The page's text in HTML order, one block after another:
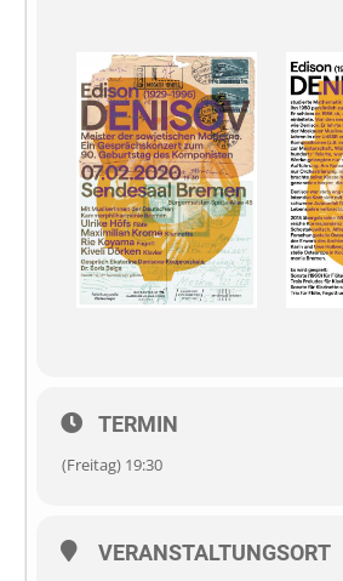
TERMIN
(Freitag) 19:30
VERANSTALTUNGSORT